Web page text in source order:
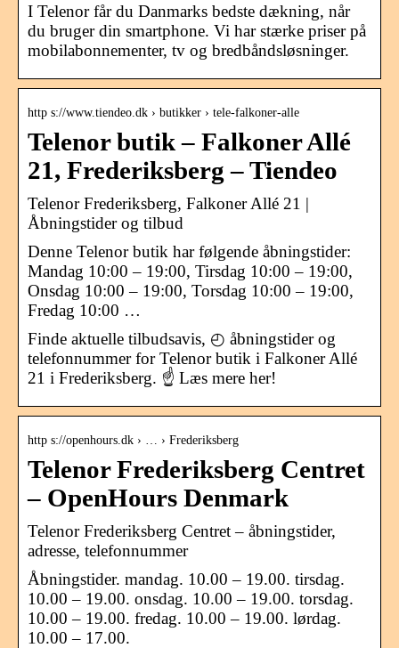
I Telenor får du Danmarks bedste dækning, når
du bruger din smartphone. Vi har stærke priser på
mobilabonnementer, tv og bredbåndsløsninger.
http s://www.tiendeo.dk › butikker › tele-falkoner-alle
Telenor butik – Falkoner Allé
21, Frederiksberg – Tiendeo
Telenor Frederiksberg, Falkoner Allé 21 |
Åbningstider og tilbud
Denne Telenor butik har følgende åbningstider:
Mandag 10:00 – 19:00, Tirsdag 10:00 – 19:00,
Onsdag 10:00 – 19:00, Torsdag 10:00 – 19:00,
Fredag 10:00 …
Finde aktuelle tilbudsavis, ◴ åbningstider og
telefonnummer for Telenor butik i Falkoner Allé
21 i Frederiksberg. ☝ Læs mere her!
http s://openhours.dk › … › Frederiksberg
Telenor Frederiksberg Centret
– OpenHours Denmark
Telenor Frederiksberg Centret – åbningstider,
adresse, telefonnummer
Åbningstider. mandag. 10.00 – 19.00. tirsdag.
10.00 – 19.00. onsdag. 10.00 – 19.00. torsdag.
10.00 – 19.00. fredag. 10.00 – 19.00. lørdag.
10.00 – 17.00.